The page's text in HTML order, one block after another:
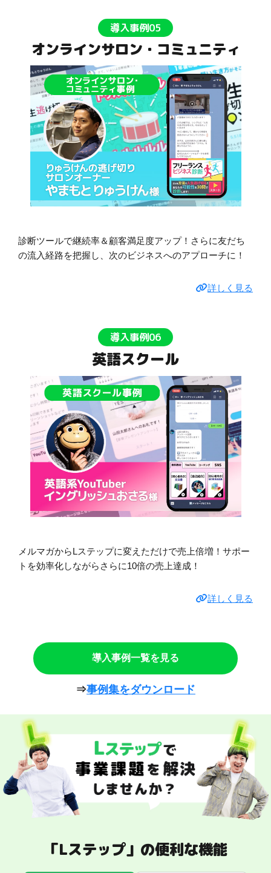
導入事例05
オンラインサロン・コミュニティ
診断ツールで継続率＆顧客満足度アップ！さらに友だち
の流入経路を把握し、次のビジネスへのアプローチに！
詳しく見る
導入事例06
英語スクール
メルマガからLステップに変えただけで売上倍増！サポー
トを効率化しながらさらに10倍の売上達成！
詳しく見る
導入事例一覧を見る
⇒事例集をダウンロード
「Lステップ」の便利な機能